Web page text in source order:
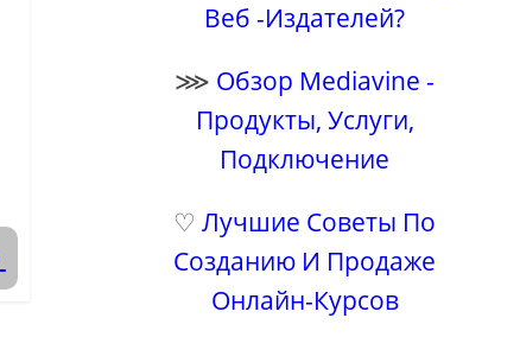
Веб -Издателей?
⋙ Обзор Mediavine -
Продукты, Услуги,
Подключение
♡Лучшие Советы По
Созданию И Продаже
Онлайн-Курсов